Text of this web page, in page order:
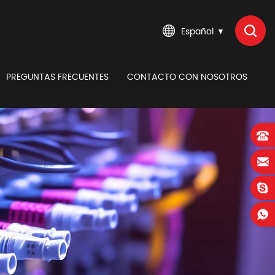
Español
PREGUNTAS FRECUENTES CONTACTO CON NOSOTROS